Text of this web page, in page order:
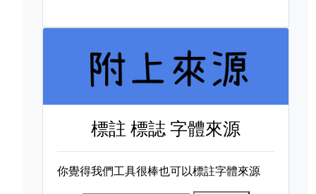
標註標誌 字體來源
你覺得我們工具很棒也可以標註字體來源